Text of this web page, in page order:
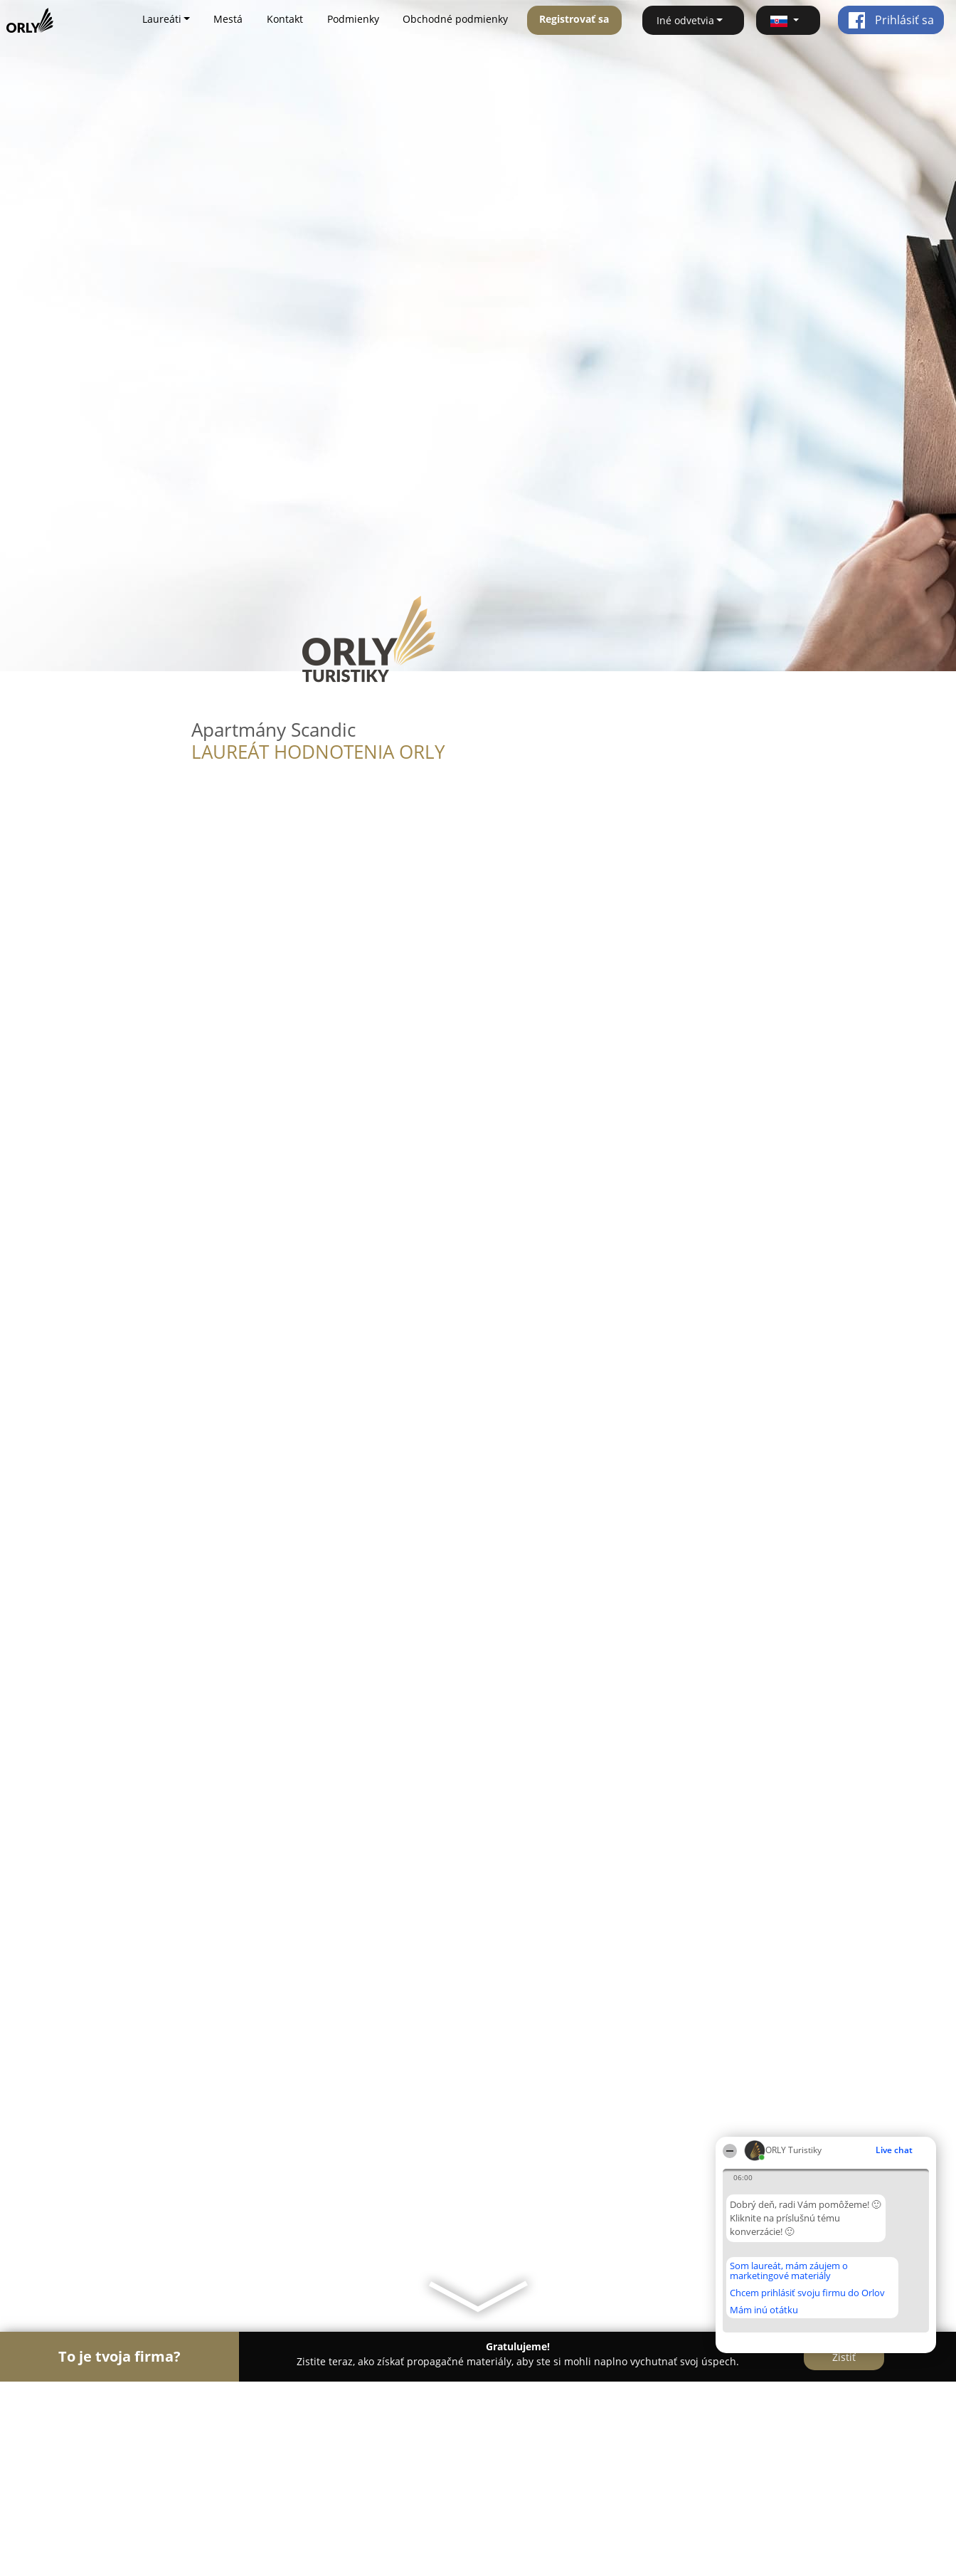
ORLY Turistiky Live chat
06:00
Dobrý deň, radi Vám pomôžeme! 🙂
Kliknite na príslušnú tému
konverzácie! 🙂
Som laureát, mám záujem o
marketingové materiály
Chcem prihlásiť svoju firmu do Orlov
Mám inú otátku
Laureáti Mestá Kontakt Podmienky Obchodné podmienky Registrovať sa Iné odvetvia Prihlásiť sa
Apartmány Scandic
LAUREÁT HODNOTENIA ORLY
To je tvoja firma?
Gratulujeme!
Zistite teraz, ako získať propagačné materiály, aby ste si mohli naplno vychutnať svoj úspech.
Zistiť